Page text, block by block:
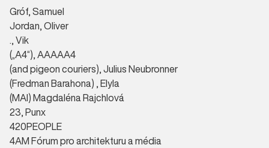
Gróf, Samuel
Jordan, Oliver
., Vik
(„A4“), AAAAA4
(and pigeon couriers), Julius Neubronner
(Fredman Barahona) , Elyla
(MAI) Magdaléna Rajchlová
23, Punx
420PEOPLE
4AM Fórum pro architekturu a média